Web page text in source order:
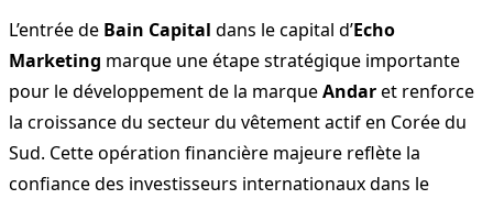
L’entrée de Bain Capital dans le capital d’Echo
Marketing marque une étape stratégique importante
pour le développement de la marqueAndaret renforce
la croissance du secteur du vêtement actif en Corée du
Sud. Cette opération financière majeure reflète la
confiance des investisseurs internationaux dans le